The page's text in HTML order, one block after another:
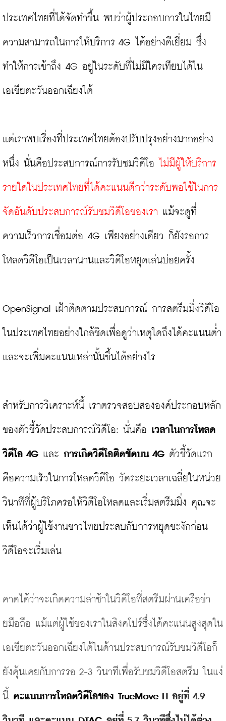
ประเทศไทยที่ได้จัดทำขึ้น พบว่าผู้ประกอบการในไทยมี
ความสามารถในการให้บริการ 4G ได้อย่างดีเยี่ยม ซึ่ง
ทำให้การเข้าถึง 4G อยู่ในระดับที่ไม่มีใครเทียบได้ใน
เอเชียตะวันออกเฉียงใต้
แต่เราพบเรื่องที่ประเทศไทยต้องปรับปรุงอย่างมากอย่าง
หนึ่ง นั่นคือประสบการณ์การรับชมวิดีโอ ไม่มีผู้ให้บริการ
รายใดในประเทศไทยที่ได้คะแนนดีกว่าระดับพอใช้ในการ
จัดอันดับประสบการณ์รับชมวิดีโอของเรา แม้จะดูที่
ความเร็วการเชื่อมต่อ 4G เพียงอย่างเดียว ก็ยังรอการ
โหลดวิดีโอเป็นเวลานานและวิดีโอหยุดเล่นบ่อยครั้ง
OpenSignal เฝ้าติดตามประสบการณ์ การสตรีมมิ่งวิดีโอ
ในประเทศไทยอย่างใกล้ชิดเพื่อดูว่าเหตุใดถึงได้คะแนนต่ำ
และจะเพิ่มคะแนนเหล่านั้นขึ้นได้อย่างไร
สำหรับการวิเคราะห์นี้ เราตรวจสอบสององค์ประกอบหลัก
ของตัวชี้วัดประสบการณ์วิดีโอ: นั่นคือ เวลาในการโหลด
วิดีโอ 4G และ การเกิดวิดีโอติดขัดบน 4G ตัวชี้วัดแรก
คือความเร็วในการโหลดวิดีโอ วัดระยะเวลาเฉลี่ยในหน่วย
วินาทีที่ผู้บริโภครอให้วิดีโอโหลดและเริ่มสตรีมมิ่ง คุณจะ
เห็นได้ว่าผู้ใช้งานชาวไทยประสบกับการหยุดชะงักก่อน
วิดีโอจะเริ่มเล่น
คาดได้ว่าจะเกิดความล่าช้าในวิดีโอที่สตรีมผ่านเครือข่า
ยมือถือ แม้แต่ผู้ใช้ของเราในสิงคโปร์ซึ่ง ได้คะแนนสูงสุดใน
เอเชียตะวันออกเฉียงใต้ในด้านประสบการณ์รับชมวิดีโอก็
ยังคุ้นเคยกับการรอ 2-3 วินาทีเพื่อรับชมวิดีโอสตรีม ในแง่
นี้ คะแนนการโหลดวิดีโอของ TrueMove H อยู่ที่ 4.9